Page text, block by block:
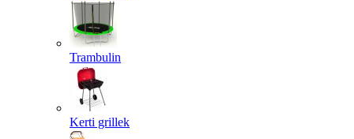
Trambulin
Kerti grillek